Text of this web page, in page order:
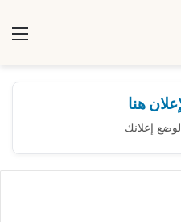
هنا
إعلانك